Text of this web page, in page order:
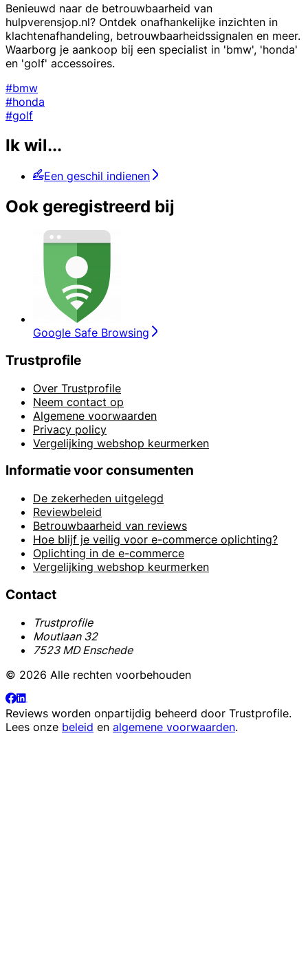
Benieuwd naar de betrouwbaarheid van
hulpverensjop.nl? Ontdek onafhankelijke inzichten in
klachtenafhandeling, betrouwbaarheidssignalen en meer.
Waarborg je aankoop bij een specialist in 'bmw', 'honda'
en 'golf' accessoires.
#bmw
#honda
#golf
Ik wil...
Een geschil indienen
Ook geregistreerd bij
Google Safe Browsing
Trustprofile
Over Trustprofile
Neem contact op
Algemene voorwaarden
Privacy policy
Vergelijking webshop keurmerken
Informatie voor consumenten
De zekerheden uitgelegd
Reviewbeleid
Betrouwbaarheid van reviews
Hoe blijf je veilig voor e-commerce oplichting?
Oplichting in de e-commerce
Vergelijking webshop keurmerken
Contact
Trustprofile
Moutlaan 32
7523 MD Enschede
© 2026 Alle rechten voorbehouden
Reviews worden onpartijdig beheerd door Trustprofile.
Lees onze beleid en algemene voorwaarden.